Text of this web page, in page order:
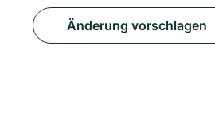
Änderung vorschlagen